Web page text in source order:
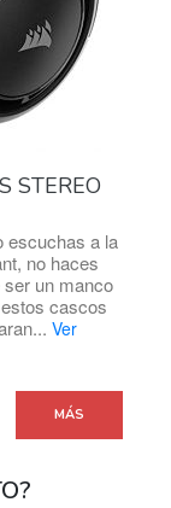
STEREO
escuchas a la
no haces
ser un manco
cascos
Ver
MÁS